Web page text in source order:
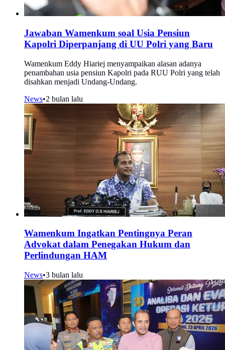
Jawaban Wamenkum soal Usia Pensiun
Kapolri Diperpanjang di UU Polri yang Baru
Wamenkum Eddy Hiariej menyampaikan alasan adanya
penambahan usia pensiun Kapolri pada RUU Polri yang telah
disahkan menjadi Undang-Undang.
News•2 bulan lalu
Wamenkum Ingatkan Pentingnya Peran
Advokat dalam Penegakan Hukum dan
Perlindungan HAM
News•3 bulan lalu